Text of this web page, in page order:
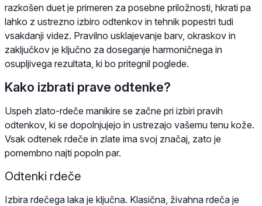
razkošen duet je primeren za posebne priložnosti, hkrati pa
lahko z ustrezno izbiro odtenkov in tehnik popestri tudi
vsakdanji videz. Pravilno usklajevanje barv, okraskov in
zaključkov je ključno za doseganje harmoničnega in
osupljivega rezultata, ki bo pritegnil poglede.
Kako izbrati prave odtenke?
Uspeh zlato-rdeče manikire se začne pri izbiri pravih
odtenkov, ki se dopolnjujejo in ustrezajo vašemu tenu kože.
Vsak odtenek rdeče in zlate ima svoj značaj, zato je
pomembno najti popoln par.
Odtenki rdeče
Izbira rdečega laka je ključna. Klasična, živahna rdeča je